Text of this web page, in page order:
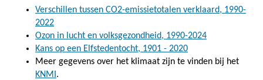
Verschillen tussen CO2-emissietotalen verklaard, 1990-
2022
Ozon in lucht en volksgezondheid, 1990-2024
Kans op een Elfstedentocht, 1901 - 2020
Meer gegevens over het klimaat zijn te vinden bij het
KNMI .